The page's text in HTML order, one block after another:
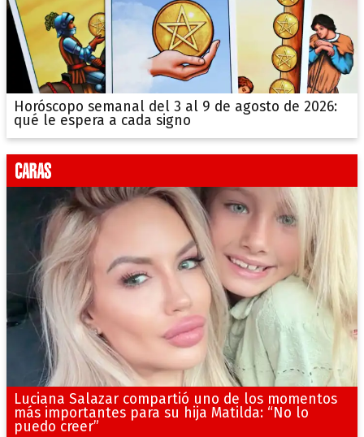
Horóscopo semanal del 3 al 9 de agosto de 2026:
qué le espera a cada signo
Luciana Salazar compartió uno de los momentos
más importantes para su hija Matilda: “No lo
puedo creer”